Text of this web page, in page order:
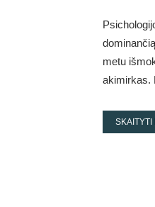
metu
akimirkas.
SKAITYTI